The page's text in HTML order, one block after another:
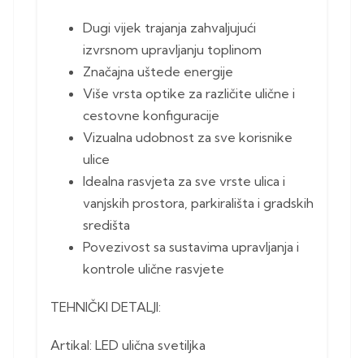
Dugi vijek trajanja zahvaljujući
izvrsnom upravljanju toplinom
Značajna uštede energije
Više vrsta optike za različite ulične i
cestovne konfiguracije
Vizualna udobnost za sve korisnike
ulice
Idealna rasvjeta za sve vrste ulica i
vanjskih prostora, parkirališta i gradskih
središta
Povezivost sa sustavima upravljanja i
kontrole ulične rasvjete
TEHNIČKI DETALJI:
Artikal: LED ulična svetiljka